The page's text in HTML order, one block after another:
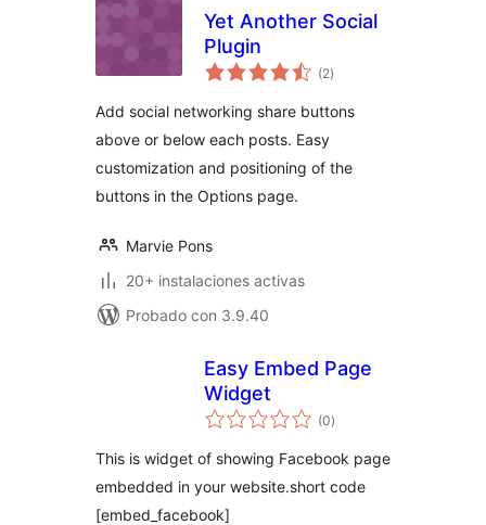
Yet Another Social
Plugin
(2total
de
)
Add social networking share buttons
above or below each posts. Easy
customization and positioning of the
buttons in the Options page.
Marvie Pons
20+ instalaciones activas
Probado con 3.9.40
Easy Embed Page
Widget
(0total
de
)
This is widget of showing Facebook page
embedded in your website.short code
[embed_facebook]